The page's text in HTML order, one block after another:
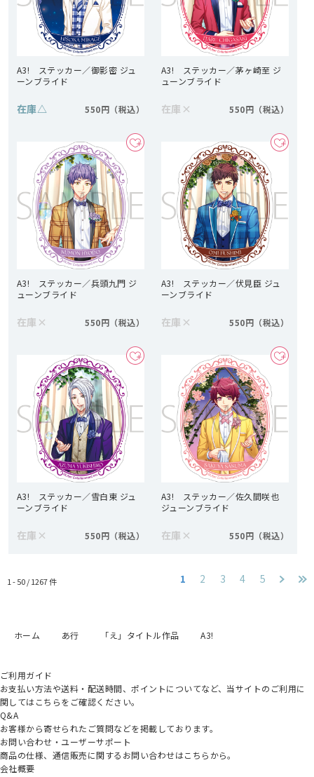
A3! ステッカー／御影密 ジュ
ーンブライド
在庫△ 550円
A3! ステッカー／茅ヶ崎至 ジ
ューンブライド
在庫 × 550円
A3! ステッカー／兵頭九門 ジ
ューンブライド
在庫 × 550円
A3! ステッカー／伏見臣 ジュ
ーンブライド
在庫 × 550円
A3! ステッカー／雪白東 ジュ
ーンブライド
在庫 × 550円
A3! ステッカー／佐久間咲也
ジューンブライド
在庫 × 550円
1 - 50 /1267件 1 2 3 4 5
ホーム あ行 「え」タイトル作品 A3!
ご利用ガイド
お支払い方法や送料・配送時間、ポイントについてなど、当サイトのご利用に
関してはこちらをご確認ください。
Q&A
お客様から寄せられたご質問などを掲載しております。
お問い合わせ・ユーザーサポート
商品の仕様、通信販売に関するお問い合わせはこちらから。
会社概要